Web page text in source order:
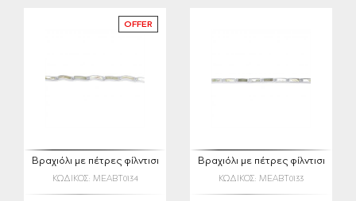
OFFER
Βραχιόλι με πέτρες φίλντισι
ΚΩΔΙΚΟΣ: MEABT0134
Βραχιόλι με πέτρες φίλντισι
ΚΩΔΙΚΟΣ: MEABT0133